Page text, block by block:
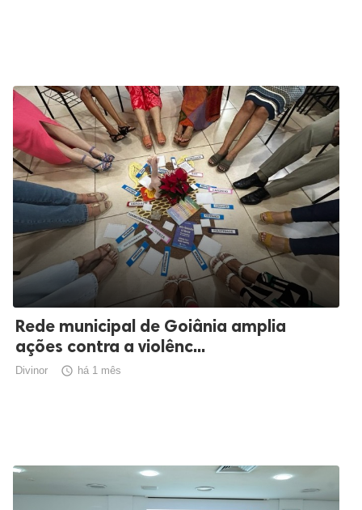
Rede municipal de Goiânia amplia
ações contra a violênc...
Divinor  há 1 mês